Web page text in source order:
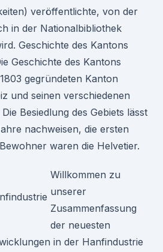
veröffentlichte, von der
in der Nationalbibliothek
Geschichte des Kantons
Geschichte des Kantons
gegründeten Kanton
und seinen verschiedenen
Besiedlung des Gebiets lässt
nachweisen, die ersten
waren die Helvetier.
Willkommen zu
unserer
Zusammenfassung
der neuesten
in der Hanfindustrie